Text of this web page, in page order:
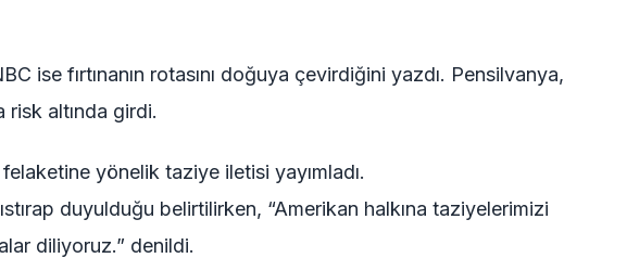
ise fırtınanın rotasını doğuya çevirdiğini yazdı. Pensilvanya,
risk altında girdi.
yönelik taziye iletisi yayımladı.
duyulduğu belirtilirken, “Amerikan halkına taziyelerimizi
diliyoruz.” denildi.